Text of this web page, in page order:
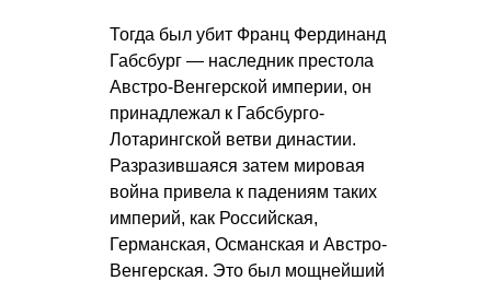
Тогда был убит Франц Фердинанд
Габсбург — наследник престола
Австро-Венгерской империи, он
принадлежал к Габсбурго-
Лотарингской ветви династии.
Разразившаяся затем мировая
война привела к падениям таких
империй, как Российская,
Германская, Османская и Австро-
Венгерская. Это был мощнейший